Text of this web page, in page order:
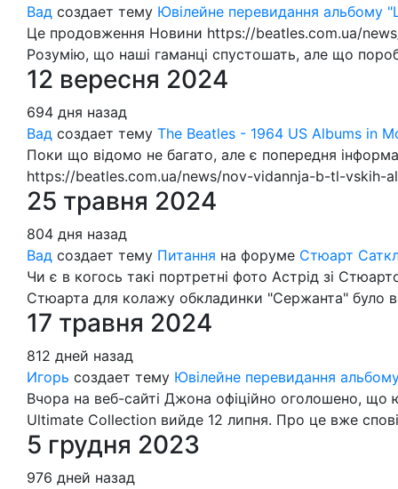
Вад создает тему Ювілейне перевидання альбому
Це продовження Новини https://beatles.com.ua/
Розумію, що наші гаманці спустошать, але що
12 вересня 2024
694 дня назад
Вад создает тему The Beatles - 1964 US Albums in
Поки що відомо не багато, але є попередня
https://beatles.com.ua/news/nov-vidannja-b-tl-vskih-
25 травня 2024
804 дня назад
Вад создает тему Питання на форуме Стюарт
Чи є в когось такі портретні фото Астрід зі
Стюарта для колажу обкладинки "Сержанта" було
17 травня 2024
812 дней назад
Игорь создает тему Ювілейне перевидання
Вчора на веб-сайті Джона офіційно оголошено,
Ultimate Collection вийде 12 липня. Про це вже
5 грудня 2023
976 дней назад